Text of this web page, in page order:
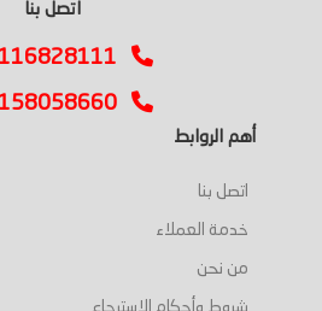
اتصل بنا
أهم الروابط
اتصل بنا
خدمة العملاء
من نحن